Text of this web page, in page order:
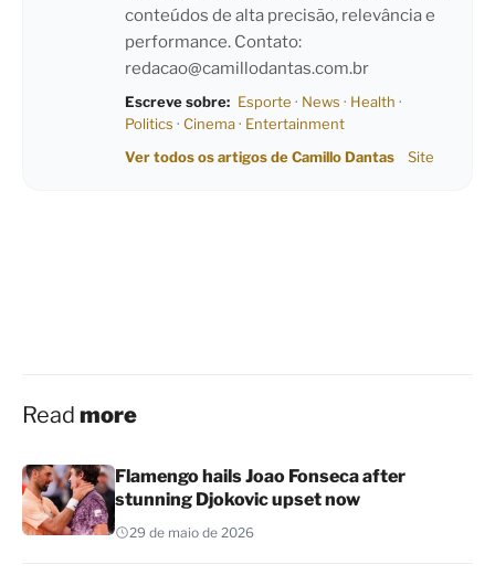
conteúdos de alta precisão, relevância e
performance. Contato:
redacao@camillodantas.com.br
Escreve sobre: Esporte · News · Health ·
Politics · Cinema· Entertainment
Ver todos os artigos de Camillo Dantas
Site
Read more
Flamengo hails Joao Fonseca after
stunning Djokovic upset now
29 de maio de 2026